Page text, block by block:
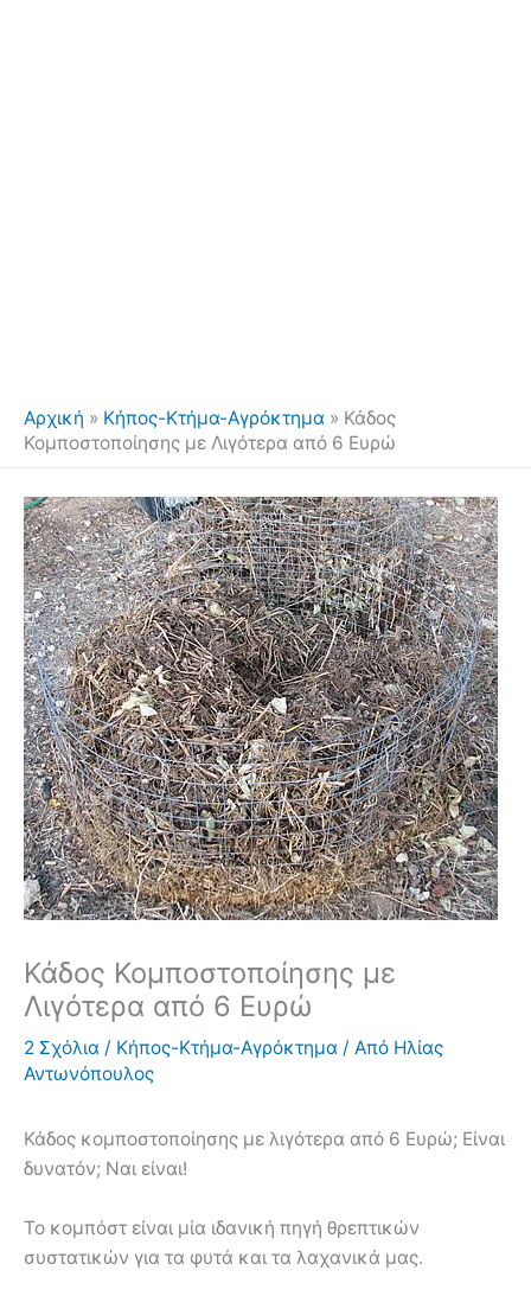
Αρχική » Κήπος-Κτήμα-Αγρόκτημα » Κάδος
Κομποστοποίησης με Λιγότερα από 6 Ευρώ
Κάδος Κομποστοποίησης με
Λιγότερα από 6 Ευρώ
2 Σχόλια / Κήπος-Κτήμα-Αγρόκτημα / Από Ηλίας
Αντωνόπουλος
Κάδος κομποστοποίησης με λιγότερα από 6 Ευρώ; Είναι
δυνατόν; Ναι είναι!
Το κομπόστ είναι μία ιδανική πηγή θρεπτικών
συστατικών για τα φυτά και τα λαχανικά μας.